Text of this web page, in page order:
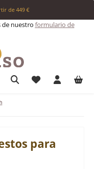
de 449 €
de nuestro formulario de
Tienes 0
para